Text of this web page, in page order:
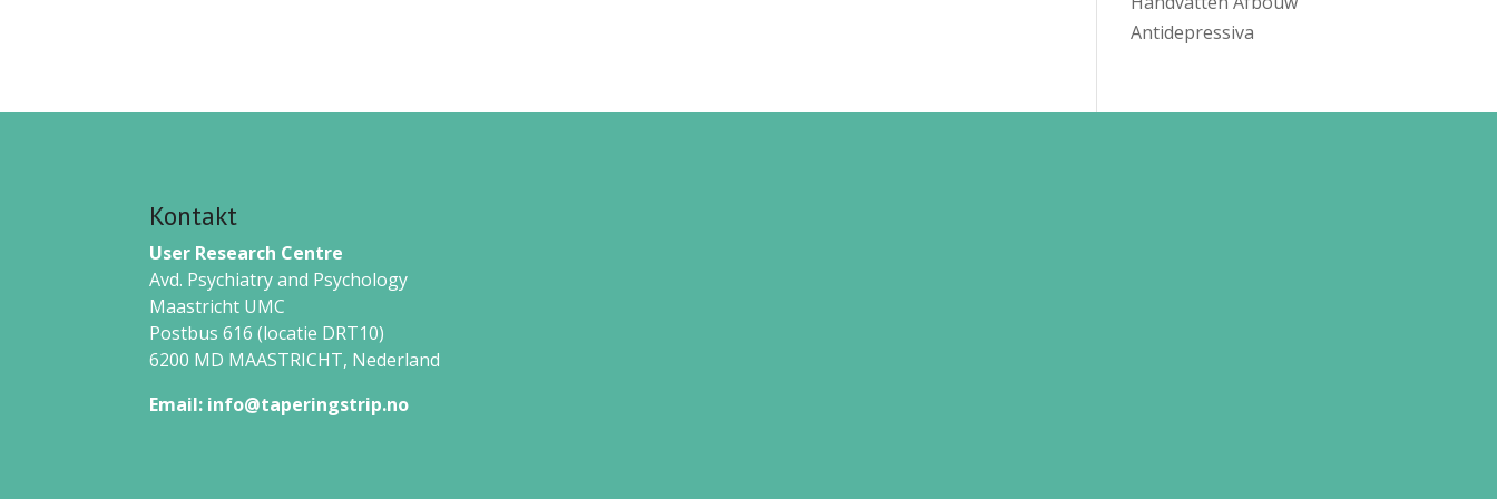
Antidepressiva
Kontakt
User Research Centre
Avd. Psychiatry and Psychology
Maastricht UMC
Postbus 616 (locatie DRT10)
6200 MD MAASTRICHT, Nederland
Email: info@taperingstrip.no